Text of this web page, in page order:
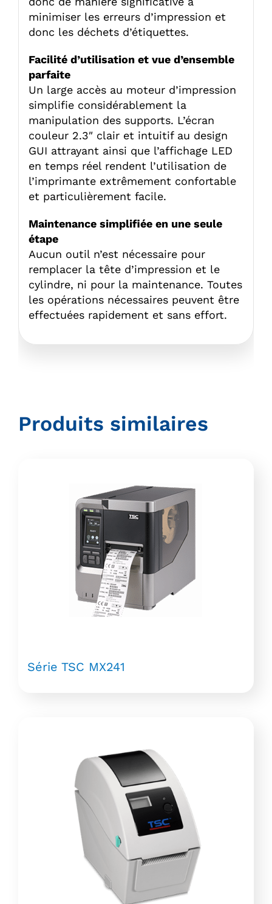
minimiser les erreurs d’impression et
donc les déchets d’étiquettes.
Facilité d’utilisation et vue d’ensemble
parfaite
Un large accès au moteur d’impression
simplifie considérablement la
manipulation des supports. L’écran
couleur 2.3″ clair et intuitif au design
GUI attrayant ainsi que l’affichage LED
en temps réel rendent l’utilisation de
l’imprimante extrêmement confortable
et particulièrement facile.
Maintenance simplifiée en une seule
étape
Aucun outil n’est nécessaire pour
remplacer la tête d’impression et le
cylindre, ni pour la maintenance. Toutes
les opérations nécessaires peuvent être
effectuées rapidement et sans effort.
Produits similaires
Série TSC MX241